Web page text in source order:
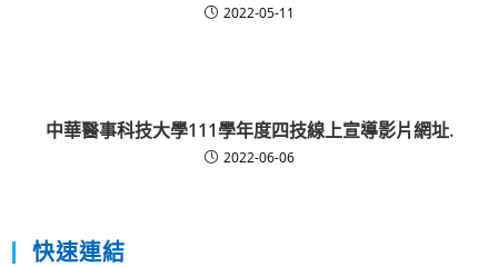
2022-05-11
中華醫事科技大學111學年度四技線上宣導影片網址.
2022-06-06
快速連結